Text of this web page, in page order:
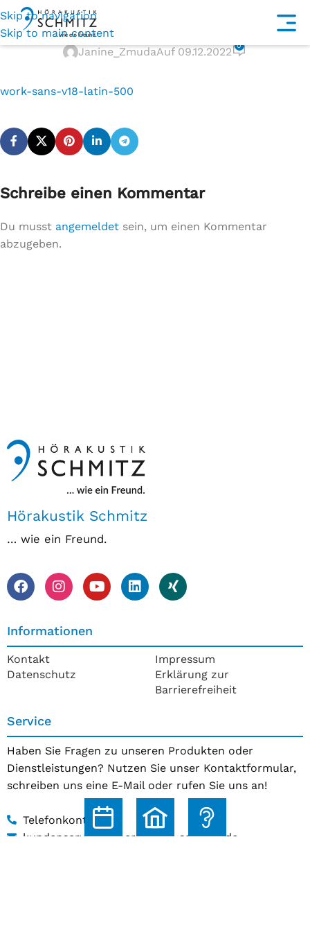
Skip to navigation
Skip to main content
work-sans-v18-latin-500
Janine_ZmudaAuf 09.12.2022 0
work-sans-v18-latin-500
Schreibe einen Kommentar
Du musst angemeldet sein, um einen Kommentar
abzugeben.
Hörakustik Schmitz
… wie ein Freund.
Informationen
Kontakt
Datenschutz
Impressum
Erklärung zur
Barrierefreiheit
Service
Haben Sie Fragen zu unseren Produkten oder
Dienstleistungen? Nutzen Sie unser Kontaktformular,
schreiben uns eine E-Mail oder rufen Sie uns an!
Telefonkontakt
kundenservice@hoerakustik-schmitz.de